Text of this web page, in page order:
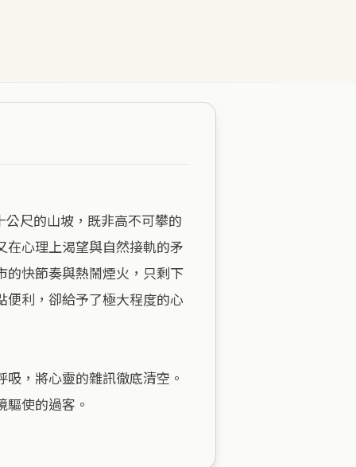
心理上渴望與自然接軌的矛
的快節奏與熱鬧煙火，只剩下
便利，卻給予了極大程度的心
，將心靈的雜訊徹底清空。
使的過客。